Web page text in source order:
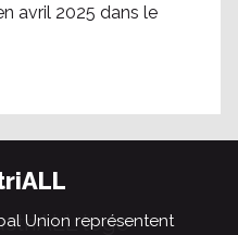
avril 2025 dans le
Union représentent